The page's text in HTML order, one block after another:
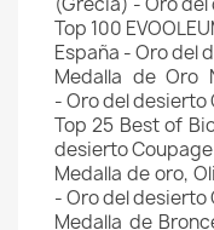
Top 100
España - Oro del
Medalla de Oro
- Oro del desierto
Top 25 Best of
desierto Coupage
Medalla de oro,
- Oro del desierto
Medalla de